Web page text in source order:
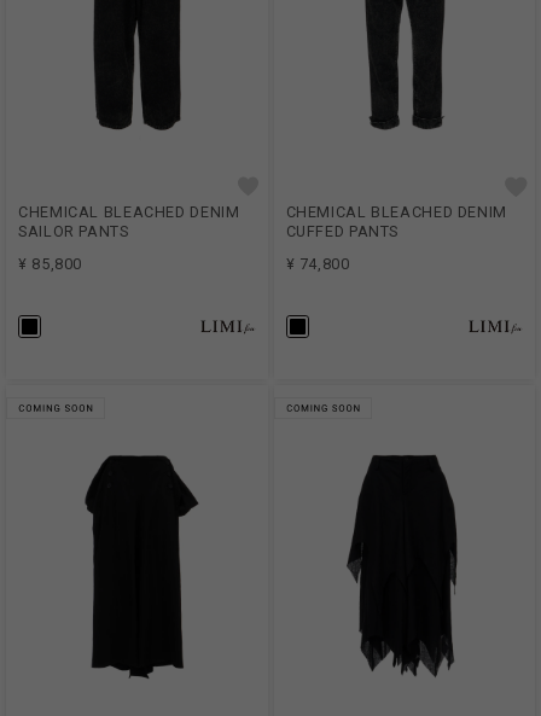
CHEMICAL BLEACHED DENIM
SAILOR PANTS
¥ 85,800
CHEMICAL BLEACHED DENIM
CUFFED PANTS
¥ 74,800